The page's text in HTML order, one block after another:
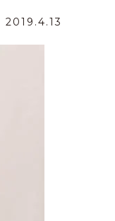
2019.4.13